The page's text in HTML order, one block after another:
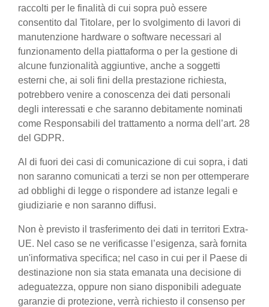
raccolti per le finalità di cui sopra può essere
consentito dal Titolare, per lo svolgimento di lavori di
manutenzione hardware o software necessari al
funzionamento della piattaforma o per la gestione di
alcune funzionalità aggiuntive, anche a soggetti
esterni che, ai soli fini della prestazione richiesta,
potrebbero venire a conoscenza dei dati personali
degli interessati e che saranno debitamente nominati
come Responsabili del trattamento a norma dell’art. 28
del GDPR.
Al di fuori dei casi di comunicazione di cui sopra, i dati
non saranno comunicati a terzi se non per ottemperare
ad obblighi di legge o rispondere ad istanze legali e
giudiziarie e non saranno diffusi.
Non è previsto il trasferimento dei dati in territori Extra-
UE. Nel caso se ne verificasse l’esigenza, sarà fornita
un'informativa specifica; nel caso in cui per il Paese di
destinazione non sia stata emanata una decisione di
adeguatezza, oppure non siano disponibili adeguate
garanzie di protezione, verrà richiesto il consenso per